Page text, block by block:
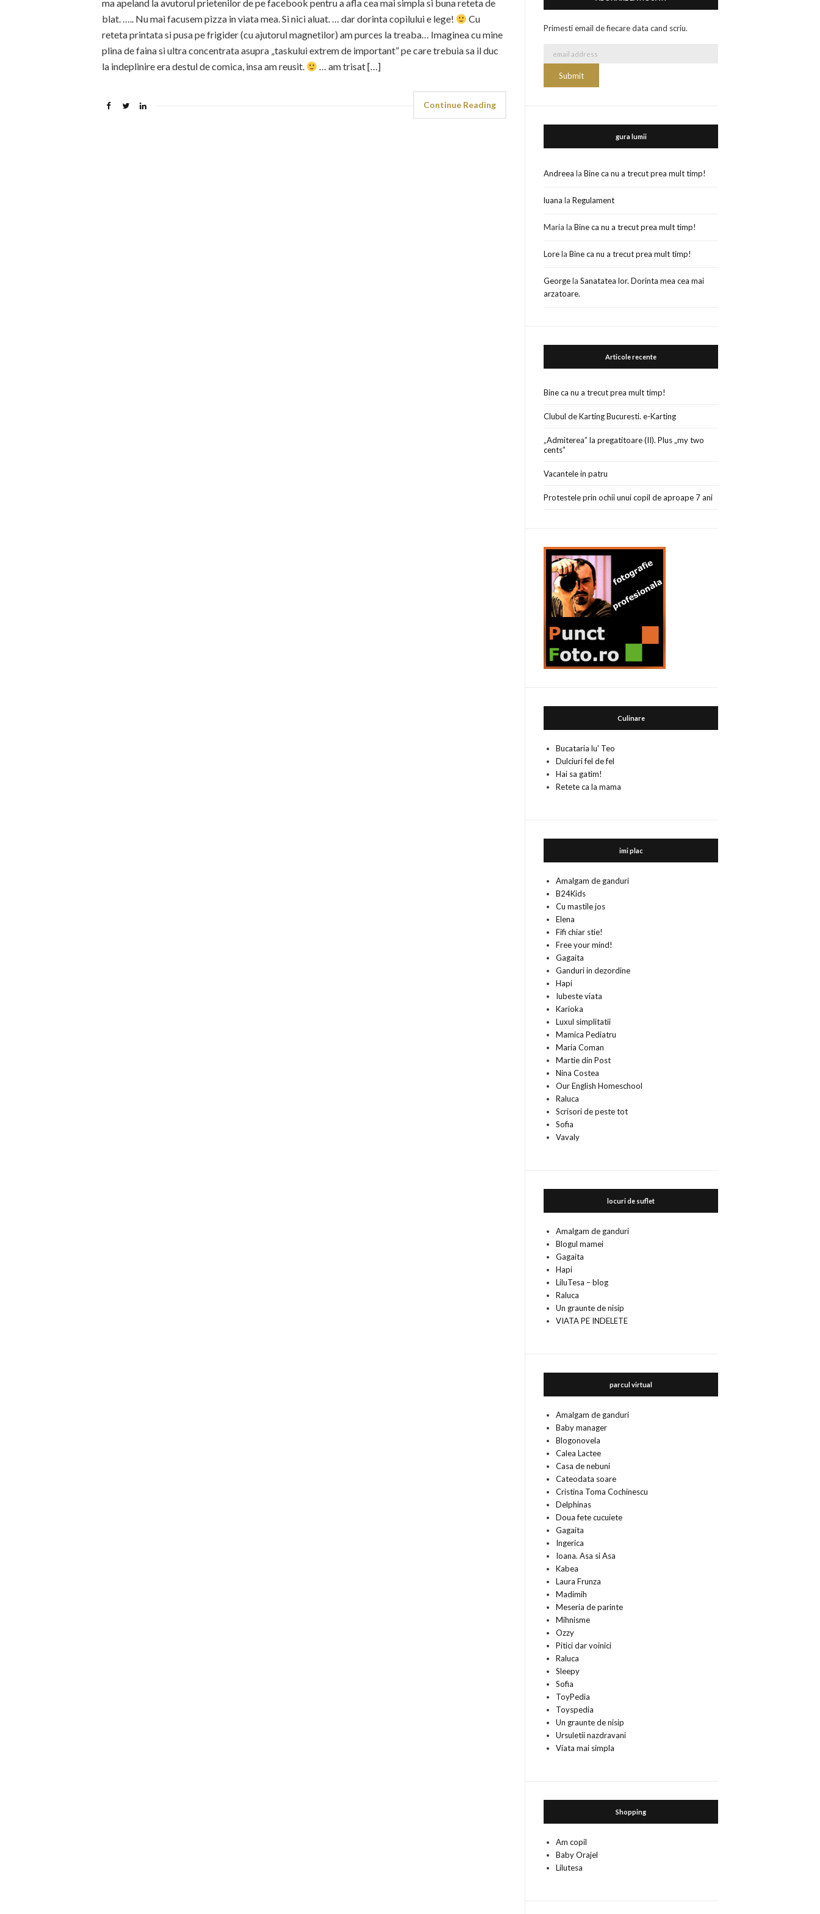
ma apeland la avutorul prietenilor de pe facebook pentru a afla cea mai simpla si buna reteta de
blat. ….. Nu mai facusem pizza in viata mea. Si nici aluat. … dar dorinta copilului e lege!
Cu
reteta printata si pusa pe frigider (cu ajutorul magnetilor) am purces la treaba… Imaginea cu mine
plina de faina si ultra concentrata asupra „taskului extrem de important” pe care trebuia sa il duc
la indeplinire era destul de comica, insa am reusit.
… am trisat […]
Continue Reading
Primesti email de fiecare data cand scriu.
gura lumii
Andreea laBine ca nu a trecut prea mult timp!
luana laRegulament
Maria laBine ca nu a trecut prea mult timp!
LorelaBine ca nu a trecut prea mult timp!
GeorgelaSanatatea lor. Dorinta mea cea mai
arzatoare.
Articole recente
Bine ca nu a trecut prea mult timp!
Clubul de Karting Bucuresti. e-Karting
„Admiterea” la pregatitoare (II). Plus „my two
cents”
Vacantele in patru
Protestele prin ochii unui copil de aproape 7 ani
Culinare
Bucataria lu' Teo
Dulciuri fel de fel
Hai sa gatim!
Retete ca la mama
imi plac
Amalgam de ganduri
B24Kids
Cu mastile jos
Elena
Fifi chiar stie!
Free your mind!
Gagaita
Ganduri in dezordine
Hapi
Iubeste viata
Karioka
Luxul simplitatii
Mamica Pediatru
Maria Coman
Martie din Post
Nina Costea
Our English Homeschool
Raluca
Scrisori de peste tot
Sofia
Vavaly
locuri de suflet
Amalgam de ganduri
Blogul mamei
Gagaita
Hapi
LiluTesa – blog
Raluca
Un graunte de nisip
VIATA PE INDELETE
parcul virtual
Amalgam de ganduri
Baby manager
Blogonovela
Calea Lactee
Casa de nebuni
Cateodata soare
Cristina Toma Cochinescu
Delphinas
Doua fete cucuiete
Gagaita
Ingerica
Ioana. Asa si Asa
Kabea
Laura Frunza
Madimih
Meseria de parinte
Mihnisme
Ozzy
Pitici dar voinici
Raluca
Sleepy
Sofia
ToyPedia
Toyspedia
Un graunte de nisip
Ursuletii nazdravani
Viata mai simpla
Shopping
Am copil
Baby Orajel
Lilutesa